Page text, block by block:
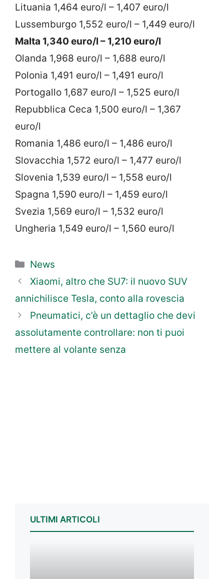
Lituania 1,464 euro/l – 1,407 euro/l
Lussemburgo 1,552 euro/l – 1,449 euro/l
Malta 1,340 euro/l – 1,210 euro/l
Olanda 1,968 euro/l – 1,688 euro/l
Polonia 1,491 euro/l – 1,491 euro/l
Portogallo 1,687 euro/l – 1,525 euro/l
Repubblica Ceca 1,500 euro/l – 1,367
euro/l
Romania 1,486 euro/l – 1,486 euro/l
Slovacchia 1,572 euro/l – 1,477 euro/l
Slovenia 1,539 euro/l – 1,558 euro/l
Spagna 1,590 euro/l – 1,459 euro/l
Svezia 1,569 euro/l – 1,532 euro/l
Ungheria 1,549 euro/l – 1,560 euro/l
Categorie
News
Xiaomi, altro che SU7: il nuovo SUV
annichilisce Tesla, conto alla rovescia
Pneumatici, c’è un dettaglio che devi
assolutamente controllare: non ti puoi
mettere al volante senza
ULTIMI ARTICOLI